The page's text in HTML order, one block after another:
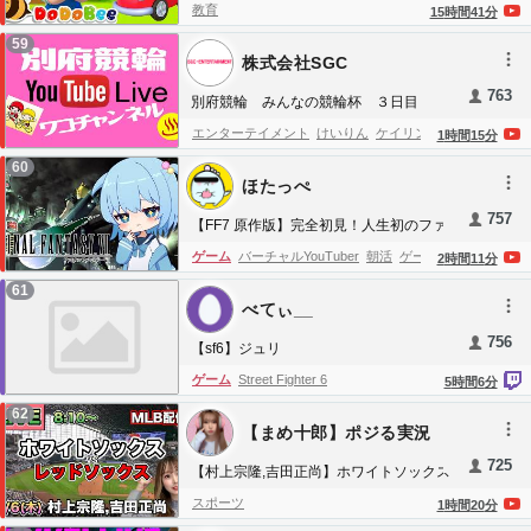
イム カフェ音楽 おしゃれbgm ピアノジャ
ズ ジャズピアノ 環境音楽
coffee jazz
piano music bamboo water
fountain nature sounds birds sounds spa
music yoga music study music
music peaceful music emotional healing
relief music no ads relaxing music 24 7
relaxing music live stream
live
初秋のスターバックス風ジャズ🍂 エッフ
ェル塔を眺めながら、やさしいボサノバ
と始める優雅な朝☕ 集中力を高めるカフ
ェジャズBGM - 𝐀𝐮𝐭𝐮𝐦𝐧 𝐉𝐚𝐳𝐳
15時間41分
教育
59
別府競輪 みんなの競輪杯 ３日目
株式会社SGC
1時間15分
763
エンターテイメント けいりん ケイリン 競
輪 工藤わこ
技 keirin 競輪ライブ
山田裕仁 ミッドナイト競輪 ミッドナイト
別府競輪 別府 帝王 工藤元司郎 都ネクタ
イ 有坂直樹 モーニング７ ニッカン・コム
杯 後閑百合亜 堤太輝
鈴木誠 Ｋドリームス
ー 服部正博 髙木真備 オッズパーク ウィン
チケット 韓国苑 片野利沙 オートレース
雄一
なの競輪杯 小林莉子 トータリゼータ シー
60
【FF7 原作版】完全初見！人生初のファ
イナルファンタジーVIIに挑戦！｜再びロ
ケット村へ！【ほたっぺ/VTuber】
ほたっぺ
2時間11分
757
ゲーム バーチャルYouTuber 朝活 ゲーム実
況 実況プレイ
ぺ ファイナルファンタジーVII
見 初見プレイ
Independents
61
【sf6】ジュリ
べてぃ__
5時間6分
756
ゲーム Street Fighter 6
62
【村上宗隆,吉田正尚】ホワイトソックス
vs レッドソックス MLB配信⚾26/8/6
【まめ十郎】ポジる実況
1時間20分
725
スポーツ